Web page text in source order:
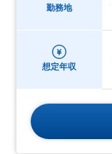
勤務地
想定年収